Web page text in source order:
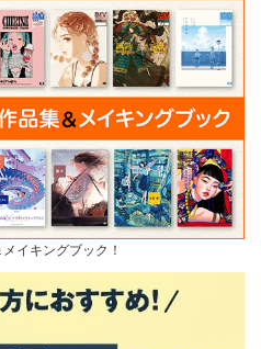
イキングブック！